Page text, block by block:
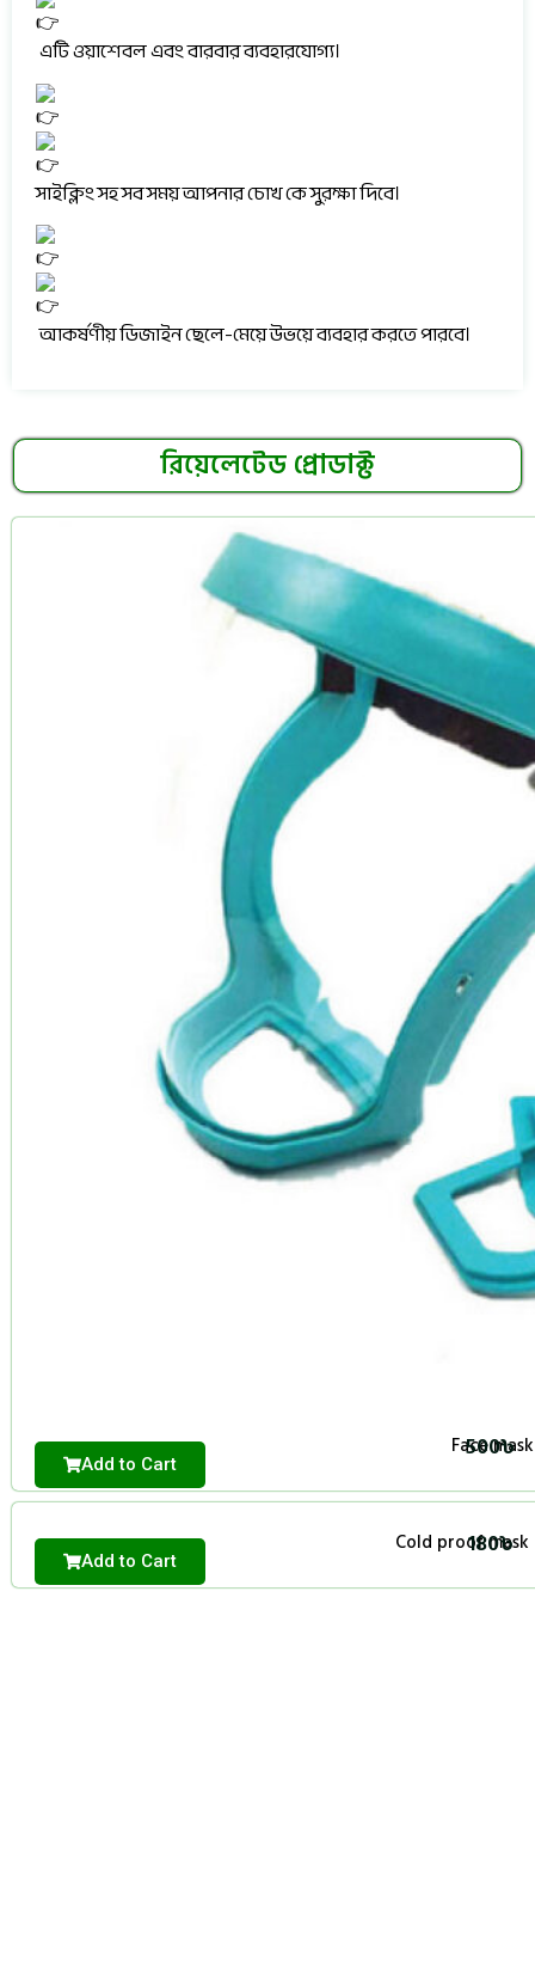
এটি ওয়াশেবল এবং বারবার ব্যবহারযোগ্য।
সাইক্লিং সহ সব সময় আপনার চোখ কে সুরক্ষা দিবে।
আকর্ষণীয় ডিজাইন ছেলে-মেয়ে উভয়ে ব্যবহার করতে পারবে।
রিয়েলেটেড প্রোডাক্ট
Face mask
500৳
Add to Cart
Cold proof mask
180৳
Add to Cart